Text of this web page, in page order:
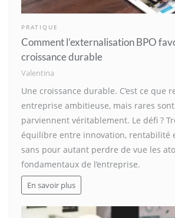
PRATIQUE
Comment l’externalisation BPO
croissance durable
Valentina
Une croissance durable. C’est ce que
entreprise ambitieuse, mais rares
parviennent véritablement. Le défi ?
équilibre entre innovation, rentabilité
sans pour autant perdre de vue les
fondamentaux de l’entreprise.
En savoir plus